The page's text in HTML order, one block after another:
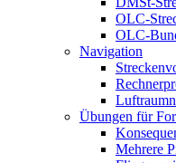
OLC-
OLC-
Navigation
Übungen für
Mehrere